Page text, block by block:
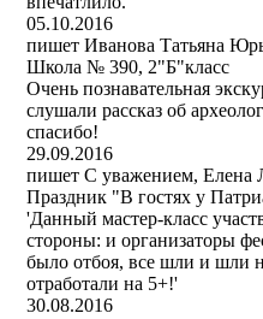
05.10.2016
пишет Иванова Татьяна
Школа № 390, 2"Б"класс
Очень познавательная
слушали рассказ об
спасибо!
29.09.2016
пишет С уважением, Елена
Праздник "В гостях у
'Данный мастер-класс
стороны: и организаторы
было отбоя, все шли и шли
отработали на 5+!'
30.08.2016